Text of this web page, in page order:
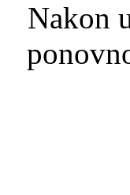
Nakon